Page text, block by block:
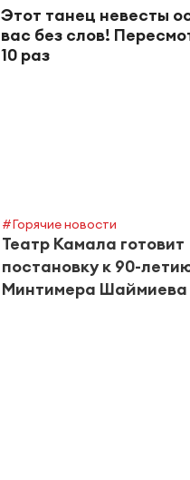
Этот танец невесты
вас без слов!
10 раз
#Горячие новости
Театр Камала готовит
постановку к 90-
Минтимера Шаймиева